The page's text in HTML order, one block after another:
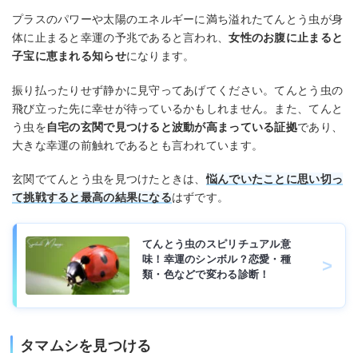
プラスのパワーや太陽のエネルギーに満ち溢れたてんとう虫が身
体に止まると幸運の予兆であると言われ、女性のお腹に止まると
子宝に恵まれる知らせになります。
振り払ったりせず静かに見守ってあげてください。てんとう虫の
飛び立った先に幸せが待っているかもしれません。また、てんと
う虫を自宅の玄関で見つけると波動が高まっている証拠であり、
大きな幸運の前触れであるとも言われています。
玄関でてんとう虫を見つけたときは、悩んでいたことに思い切っ
て挑戦すると最高の結果になるはずです。
てんとう虫のスピリチュアル意
味！幸運のシンボル？恋愛・種
類・色などで変わる診断！
タマムシを見つける